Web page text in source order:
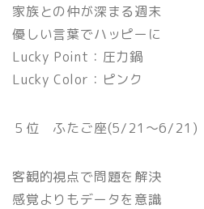
家族との仲が深まる週末
優しい言葉でハッピーに
Lucky Point：圧力鍋
Lucky Color：ピンク
５位 ふたご座(5/21〜6/21)
客観的視点で問題を解決
感覚よりもデータを意識